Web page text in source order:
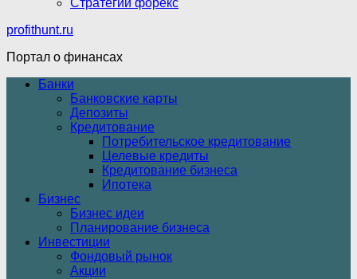
Стратегии форекс
profithunt.ru
Портал о финансах
Банки
Банковские карты
Депозиты
Кредитование
Потребительское кредитование
Целевые кредиты
Кредитование бизнеса
Ипотека
Бизнес
Бизнес идеи
Планирование бизнеса
Инвестиции
Фондовый рынок
Акции